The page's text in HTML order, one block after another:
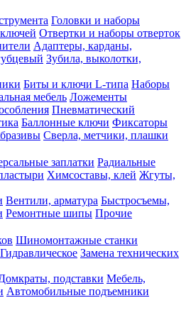
Головки и наборы
Отвертки и наборы отверток
Адаптеры, карданы,
Зубила, выколотки,
Биты и ключи L-типа Наборы
мебель Ложементы
Пневматический
Баллонные ключи Фиксаторы
Сверла, метчики, плашки
заплатки Радиальные
Химсоставы, клей Жгуты,
Вентили, арматура Быстросъемы,
Ремонтные шипы Прочие
Шиномонтажные станки
Гидравлическое Замена технических
подставки Мебель,
Автомобильные подъемники